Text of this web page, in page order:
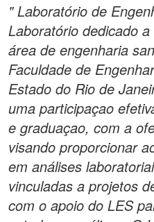
" Laboratório de
Laboratório dedicado
área de engenharia
Faculdade de
Estado do Rio de
uma participaçao
e graduaçao, com a
visando proporcionar
em análises
vinculadas a projetos
com o apoio do LES